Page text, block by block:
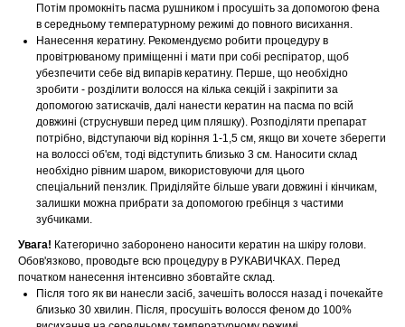
Потім промокніть пасма рушником і просушіть за допомогою фена
в середньому температурному режимі до повного висихання.
Нанесення кератину. Рекомендуємо робити процедуру в
провітрюваному приміщенні і мати при собі респіратор, щоб
убезпечити себе від випарів кератину. Перше, що необхідно
зробити - розділити волосся на кілька секцій і закріпити за
допомогою затискачів, далі нанести кератин на пасма по всій
довжині (струснувши перед цим пляшку). Розподіляти препарат
потрібно, відступаючи від коріння 1-1,5 см, якщо ви хочете зберегти
на волоссі об'єм, тоді відступить близько 3 см. Наносити склад
необхідно рівним шаром, використовуючи для цього
спеціальний пензлик. Приділяйте більше уваги довжині і кінчикам,
залишки можна прибрати за допомогою гребінця з частими
зубчиками.
Увага! Категорично заборонено наносити кератин на шкіру голови.
Обов'язково, проводьте всю процедуру в РУКАВИЧКАХ. Перед
початком нанесення інтенсивно збовтайте склад.
Після того як ви нанесли засіб, зачешіть волосся назад і почекайте
близько 30 хвилин. Після, просушіть волосся феном до 100%